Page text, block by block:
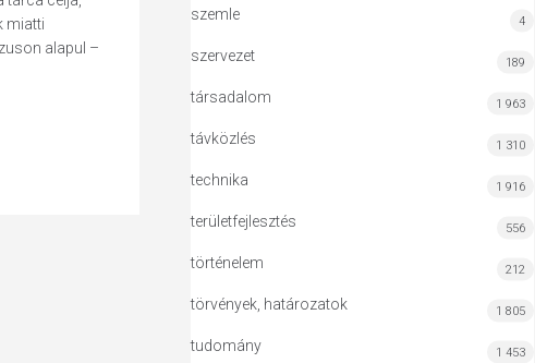
miatti
alapul –
szemle 4
szervezet 189
társadalom 1 963
távközlés 1 310
technika 1 916
területfejlesztés 556
történelem 212
törvények, határozatok 1 805
tudomány 1 453